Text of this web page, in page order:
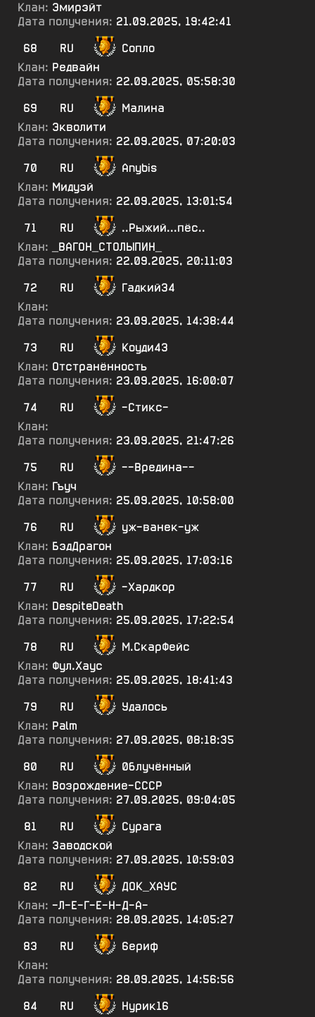
Клан: Эмирэйт
Дата получения: 21.09.2025, 19:42:41
68
RU
Сопло
Клан: Редвайн
Дата получения: 22.09.2025, 05:58:30
69
RU
Малина
Клан: Экволити
Дата получения: 22.09.2025, 07:20:03
70
RU
Anybis
Клан: Мидуэй
Дата получения: 22.09.2025, 13:01:54
71
RU
..Рыжий...пёс..
Клан:
_ВАГОН_СТОЛЫПИН_
Дата получения: 22.09.2025, 20:11:03
72
RU
Гадкий34
Клан:
Дата получения: 23.09.2025, 14:38:44
73
RU
Коуди43
Клан: Отстранённость
Дата получения: 23.09.2025, 16:00:07
74
RU
-Стикс-
Клан:
Дата получения: 23.09.2025, 21:47:26
75
RU
--Вредина--
Клан: Гъуч
Дата получения: 25.09.2025, 10:58:00
76
RU
уж-ванек-уж
Клан: БэдДрагон
Дата получения: 25.09.2025, 17:03:16
77
RU
-Хардкор
Клан: DespiteDeath
Дата получения: 25.09.2025, 17:22:54
78
RU
М.СкарФейс
Клан: Фул.Хаус
Дата получения: 25.09.2025, 18:41:43
79
RU
Удалось
Клан: Palm
Дата получения: 27.09.2025, 08:18:35
80
RU
0блучённый
Клан: Возрождение-СССР
Дата получения: 27.09.2025, 09:04:05
81
RU
Сурага
Клан: Заводской
Дата получения: 27.09.2025, 10:59:03
82
RU
ДОК_ХАУС
Клан: -Л-Е-Г-Е-Н-Д-А-
Дата получения: 28.09.2025, 14:05:27
83
RU
6ериф
Клан:
Дата получения: 28.09.2025, 14:56:56
84
RU
Нурик16